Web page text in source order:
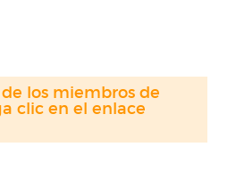
los miembros de
clic en el enlace